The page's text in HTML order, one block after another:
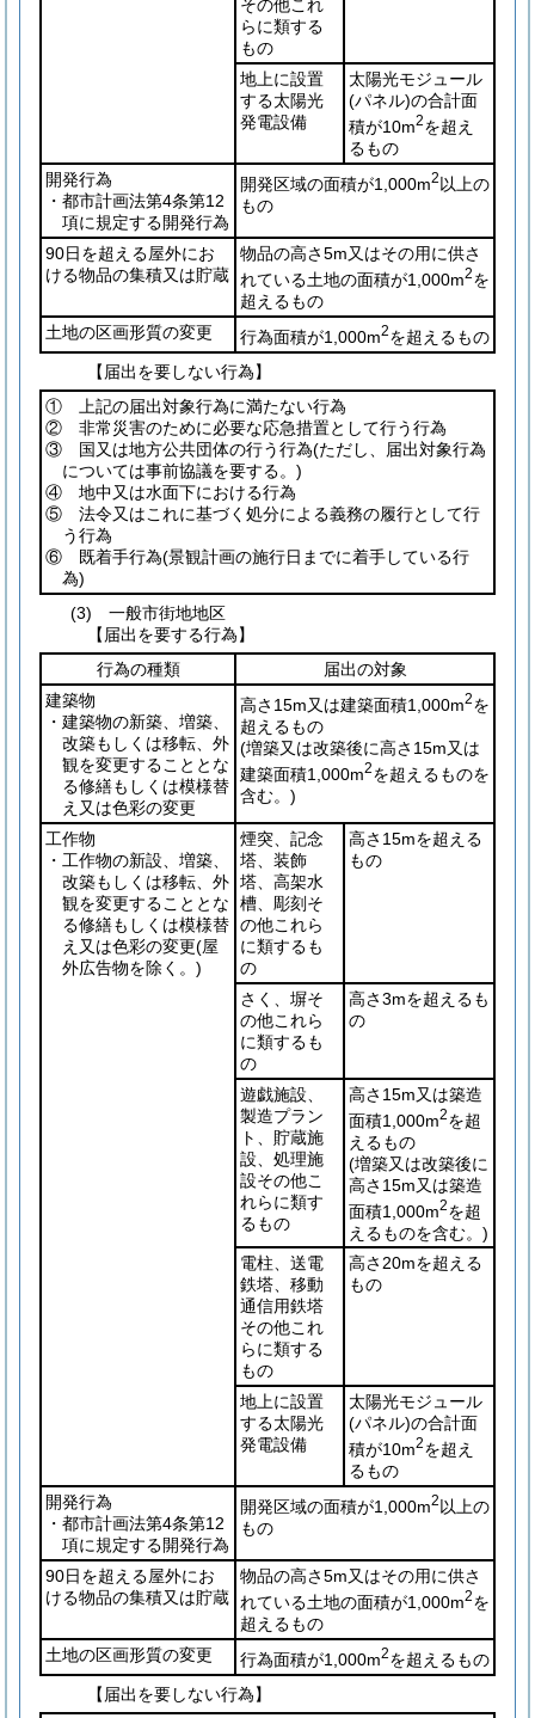
その他これ
らに類する
もの
地上に設置
する太陽光
発電設備
太陽光モジュール
(パネル)の合計面
積が10m2を超え
るもの
開発行為
・都市計画法第4条第12
項に規定する開発行為
開発区域の面積が1,000m2 以上の
もの
90日を超える屋外にお
ける物品の集積又は貯蔵
物品の高さ5m又はその用に供さ
れている土地の面積が1,000m2を
超えるもの
土地の区画形質の変更
行為面積が1,000m2を超えるもの
【届出を要しない行為】
① 上記の届出対象行為に満たない行為
② 非常災害のために必要な応急措置として行う行為
③ 国又は地方公共団体の行う行為(ただし、届出対象行為
については事前協議を要する。)
④ 地中又は水面下における行為
⑤ 法令又はこれに基づく処分による義務の履行として行
う行為
⑥ 既着手行為(景観計画の施行日までに着手している行
為)
(3) 一般市街地地区
【届出を要する行為】
行為の種類
届出の対象
建築物
・建築物の新築、増築、
改築もしくは移転、外
観を変更することとな
る修繕もしくは模様替
え又は色彩の変更
高さ15m又は建築面積1,000m2を
超えるもの
(増築又は改築後に高さ15m又は
建築面積1,000m2を超えるものを
含む。)
工作物
・工作物の新設、増築、
改築もしくは移転、外
観を変更することとな
る修繕もしくは模様替
え又は色彩の変更(屋
外広告物を除く。)
煙突、記念
塔、装飾
塔、高架水
槽、彫刻そ
の他これら
に類するも
の
高さ15mを超える
もの
さく、塀そ
の他これら
に類するも
の
高さ3mを超えるも
の
遊戯施設、
製造プラン
ト、貯蔵施
設、処理施
設その他こ
れらに類す
るもの
高さ15m又は築造
面積1,000m2を超
えるもの
(増築又は改築後に
高さ15m又は築造
面積1,000m2を超
えるものを含む。)
電柱、送電
鉄塔、移動
通信用鉄塔
その他これ
らに類する
もの
高さ20mを超える
もの
地上に設置
する太陽光
発電設備
太陽光モジュール
(パネル)の合計面
積が10m2を超え
るもの
開発行為
・都市計画法第4条第12
項に規定する開発行為
開発区域の面積が1,000m2 以上の
もの
90日を超える屋外にお
ける物品の集積又は貯蔵
物品の高さ5m又はその用に供さ
れている土地の面積が1,000m2を
超えるもの
土地の区画形質の変更
行為面積が1,000m2を超えるもの
【届出を要しない行為】